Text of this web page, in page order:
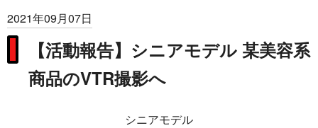
2021年09月07日
【活動報告】シニアモデル 某美容系
商品のVTR撮影へ
シニアモデル